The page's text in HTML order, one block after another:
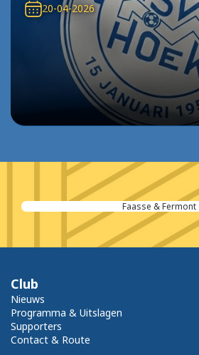
20-04-2026
Ferris Structural Steel
Club
Nieuws
Programma & Uitslagen
Supporters
Contact & Route